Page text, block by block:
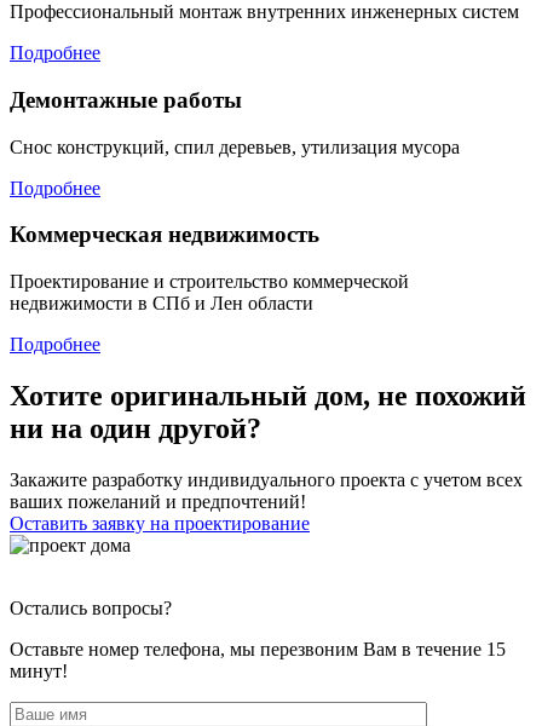
Профессиональный монтаж внутренних инженерных систем
Подробнее
Демонтажные работы
Снос конструкций, спил деревьев, утилизация мусора
Подробнее
Коммерческая недвижимость
Проектирование и строительство коммерческой
недвижимости в СПб и Лен области
Подробнее
Хотите оригинальный дом, не похожий
ни на один другой?
Закажите разработку индивидуального проекта с учетом всех
ваших пожеланий и предпочтений!
Оставить заявку на проектирование
Остались вопросы?
Оставьте номер телефона, мы перезвоним Вам в течение 15
минут!